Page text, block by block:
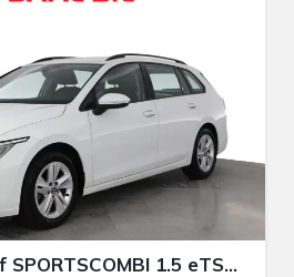
Volkswagen Golf SPORTSCOMBI 1.5 eTSI 131HK COCKPIT P-SENS 3-ZON ACC